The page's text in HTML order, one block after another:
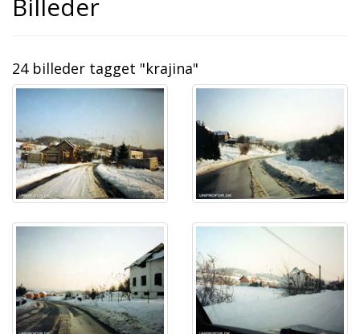
Billeder
24 billeder tagget "krajina"